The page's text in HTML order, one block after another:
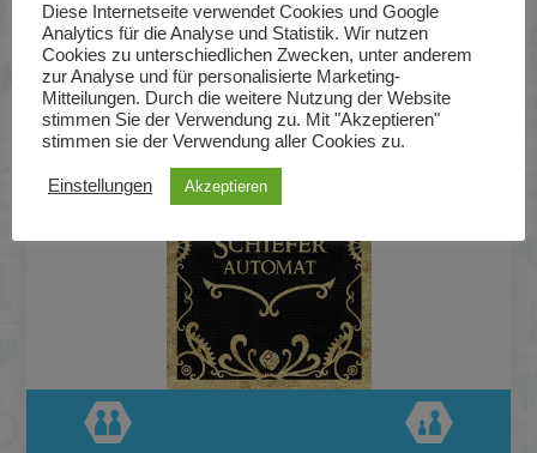
24,95
Vorbestellung
Diese Internetseite verwendet Cookies und Google
Analytics für die Analyse und Statistik. Wir nutzen
Cookies zu unterschiedlichen Zwecken, unter anderem
zur Analyse und für personalisierte Marketing-
Mitteilungen. Durch die weitere Nutzung der Website
stimmen Sie der Verwendung zu. Mit "Akzeptieren"
stimmen sie der Verwendung aller Cookies zu.
Einstellungen Akzeptieren